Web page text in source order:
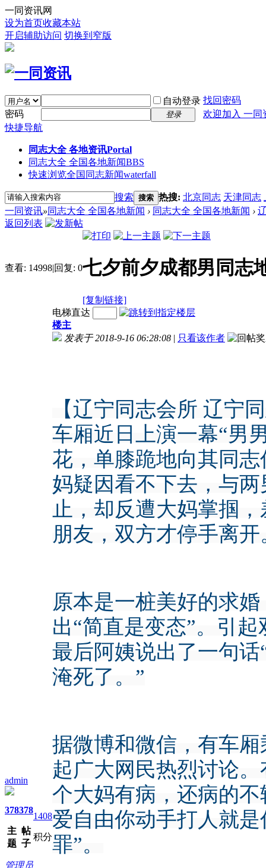
一同资讯网
设为首页收藏本站
开启辅助访问 切换到窄版
自动登录 找回密码
密码
登录
欢迎加入 一同
快捷导航
同志大全 各地资讯Portal
同志大全 全国各地新闻BBS
快速浏览全国同志新闻waterfall
搜索 搜索 热搜: 北京同志 天津同志
一同资讯»同志大全 全国各地新闻 › 同志大全 全国各地新闻 ›
返回列表
查看: 14998|回复: 0七夕前夕成都男同志
[复制链接]
admin
378
主
题
378
帖
子
1408
积分
管理员
电梯直达
楼主
发表于 2018-9-16 06:28:08 | 只看该作者
【辽宁同志会所 辽宁
车厢近日上演一幕“男
花，单膝跪地向其同
妈疑因看不下去，与
止，却反遭大妈掌掴
朋友，双方才停手离开
原本是一桩美好的求
出“简直是变态”。引
最后阿姨说出了一句
淹死了。”
据微博和微信，有车
起广大网民热烈讨论
个大妈有病，还病的
爱自由你动手打人就
罪”。